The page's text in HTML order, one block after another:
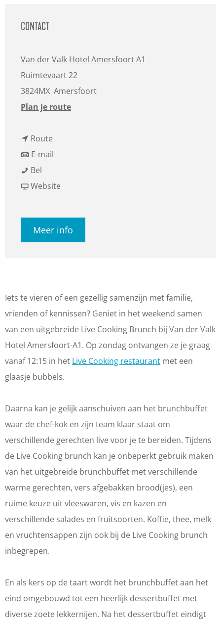
CONTACT
Van der Valk Hotel Amersfoort A1
Ruimtevaart 22
3824MX Amersfoort
Plan je routen
e
c
i
n
g
b
r
c
h
Route
a
r
i
v
o
k
i
n
g
b
u
n
c
h
E-mail
a
L
i
o
o
k
i
n
g
r
u
n
c
h
Bel
i
e
c
i
n
g
b
r
u
c
h
Website
n
L
c
o
o
k
i
n
b
r
u
n
c
h
Meer info
Iets te vieren of een gezellig samenzijn met familie,
vrienden of kennissen? Geniet in het weekend samen
van een uitgebreide Live Cooking Brunch bij Van der Valk
Hotel Amersfoort-A1. Op zondag ontvangen ze je graag
vanaf 12:15 in het Live Cooking restaurant met een
glaasje bubbels.
Daarna kan je gelijk aanschuiven aan het brunchbuffet
waar de chef-kok en zijn team klaar staat om
verschillende gerechten live voor je te bereiden. Tijdens
de Live Cooking brunch kan je onbeperkt gebruik maken
van het uitgebreide brunchbuffet met verschillende
warme gerechten, vers afgebakken brood(jes), een
ruime keuze uit vleeswaren, vis en kazen en
verschillende salades en fruitsoorten. Koffie, thee, melk
en vruchtensappen zijn ook bij de Live Cooking brunch
inbegrepen.
En als kers op de taart wordt het brunchbuffet aan het
eind omgebouwd tot een heerlijk dessertbuffet met
diverse zoete lekkernijen. Na het dessertbuffet eindigt